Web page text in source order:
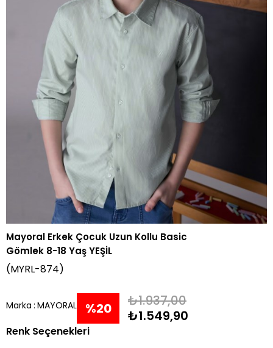
Mayoral Erkek Çocuk Uzun Kollu Basic
Gömlek 8-18 Yaş YEŞİL
(MYRL-874)
Marka : MAYORAL %20
İndirim
₺1.937,00
₺1.549,90
Renk Seçenekleri